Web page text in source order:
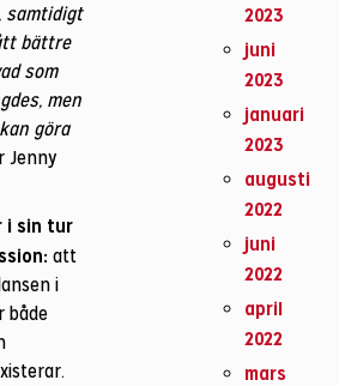
samtidigt
bättre
som
men
göra
Jenny
i sin tur
att
i
både
2023
juni
2023
januari
2023
augusti
2022
juni
2022
april
2022
mars